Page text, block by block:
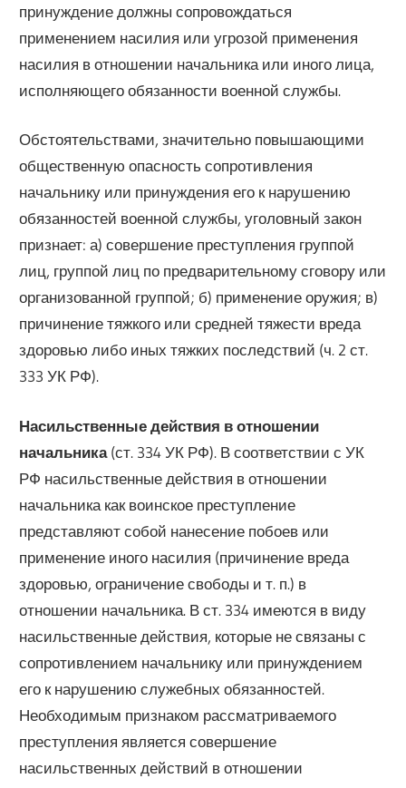
принуждение должны сопровождаться
применением насилия или угрозой применения
насилия в отношении начальника или иного лица,
исполняющего обязанности военной службы.
Обстоятельствами, значительно повышающими
общественную опасность сопротивления
начальнику или принуждения его к нарушению
обязанностей военной службы, уголовный закон
признает: а) совершение преступления группой
лиц, группой лиц по предварительному сговору или
организованной группой; б) применение оружия; в)
причинение тяжкого или средней тяжести вреда
здоровью либо иных тяжких последствий (ч. 2 ст.
333 УК РФ).
Насильственные действия в отношении
начальника(ст. 334 УК РФ). В соответствии с УК
РФ насильственные действия в отношении
начальника как воинское преступление
представляют собой нанесение побоев или
применение иного насилия (причинение вреда
здоровью, ограничение свободы и т. п.) в
отношении начальника. В ст. 334 имеются в виду
насильственные действия, которые не связаны с
сопротивлением начальнику или принуждением
его к нарушению служебных обязанностей.
Необходимым признаком рассматриваемого
преступления является совершение
насильственных действий в отношении